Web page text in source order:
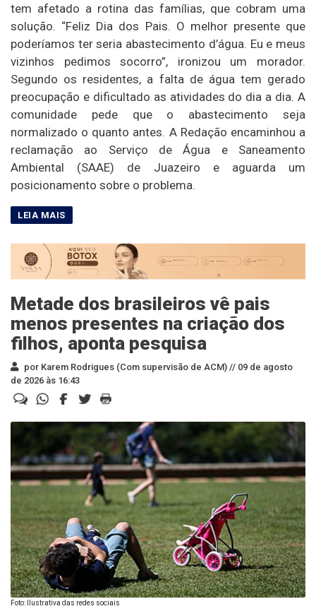
tem afetado a rotina das famílias, que cobram uma
solução. “Feliz Dia dos Pais. O melhor presente que
poderíamos ter seria abastecimento d’água. Eu e meus
vizinhos pedimos socorro”, ironizou um morador.
Segundo os residentes, a falta de água tem gerado
preocupação e dificultado as atividades do dia a dia. A
comunidade pede que o abastecimento seja
normalizado o quanto antes. A Redação encaminhou a
reclamação ao Serviço de Água e Saneamento
Ambiental (SAAE) de Juazeiro e aguarda um
posicionamento sobre o problema.
Metade dos brasileiros vê pais
menos presentes na criação dos
filhos, aponta pesquisa
por Karem Rodrigues (Com supervisão de ACM) // 09 de agosto
de 2026 às 16:43
Foto: Ilustrativa das redes sociais